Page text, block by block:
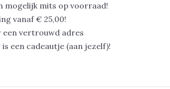
mogelijk mits op voorraad!
vanaf € 25,00!
een vertrouwd adres
een cadeautje (aan jezelf)!